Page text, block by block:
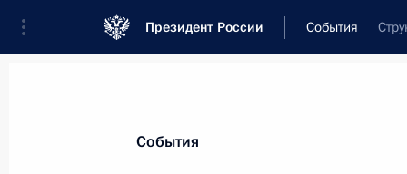
Президент России События
Новости
События